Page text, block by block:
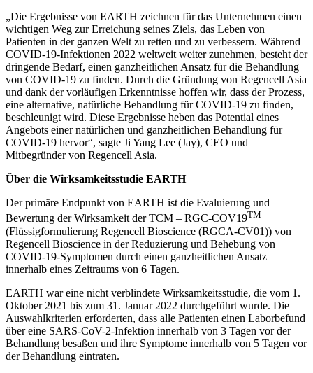
„Die Ergebnisse von EARTH zeichnen für das Unternehmen einen
wichtigen Weg zur Erreichung seines Ziels, das Leben von
Patienten in der ganzen Welt zu retten und zu verbessern. Während
COVID-19-Infektionen 2022 weltweit weiter zunehmen, besteht der
dringende Bedarf, einen ganzheitlichen Ansatz für die Behandlung
von COVID-19 zu finden. Durch die Gründung von Regencell Asia
und dank der vorläufigen Erkenntnisse hoffen wir, dass der Prozess,
eine alternative, natürliche Behandlung für COVID-19 zu finden,
beschleunigt wird. Diese Ergebnisse heben das Potential eines
Angebots einer natürlichen und ganzheitlichen Behandlung für
COVID-19 hervor“, sagte Ji Yang Lee (Jay), CEO und
Mitbegründer von Regencell Asia.
Über die Wirksamkeitsstudie EARTH
Der primäre Endpunkt von EARTH ist die Evaluierung und
Bewertung der Wirksamkeit der TCM – RGC-COV19TM
(Flüssigformulierung Regencell Bioscience (RGCA-CV01)) von
Regencell Bioscience in der Reduzierung und Behebung von
COVID-19-Symptomen durch einen ganzheitlichen Ansatz
innerhalb eines Zeitraums von 6 Tagen.
EARTH war eine nicht verblindete Wirksamkeitsstudie, die vom 1.
Oktober 2021 bis zum 31. Januar 2022 durchgeführt wurde. Die
Auswahlkriterien erforderten, dass alle Patienten einen Laborbefund
über eine SARS-CoV-2-Infektion innerhalb von 3 Tagen vor der
Behandlung besaßen und ihre Symptome innerhalb von 5 Tagen vor
der Behandlung eintraten.